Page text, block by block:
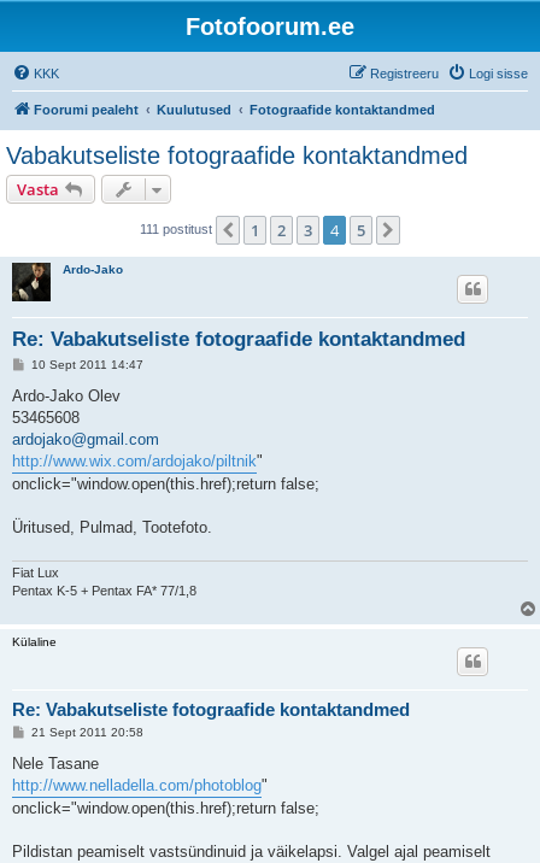
Fotofoorum.ee
KKK Logi sisse
Registreeru
Foorumi pealeht Kuulutused Fotograafide kontaktandmed
Vabakutseliste fotograafide kontaktandmed
Vasta
111 postitust Eelmine
1 2 3 4 5
Ardo-Jako
Re: Vabakutseliste fotograafide kontaktandmed
P
s
i
t
s
10 Sept 2011 14:47
Ardo-Jako Olev
53465608
ardojako@gmail.com
http://www.wix.com/ardojako/piltnik"
onclick="window.open(this.href);return false;
Üritused, Pulmad, Tootefoto.
Fiat Lux
Pentax K-5 + Pentax FA* 77/1,8
Külaline
Re: Vabakutseliste fotograafide kontaktandmed
P
s
i
t
u
21 Sept 2011 20:58
Nele Tasane
http://www.nelladella.com/photoblog"
onclick="window.open(this.href);return false;
Pildistan peamiselt vastsündinuid ja väikelapsi. Valgel ajal peamiselt